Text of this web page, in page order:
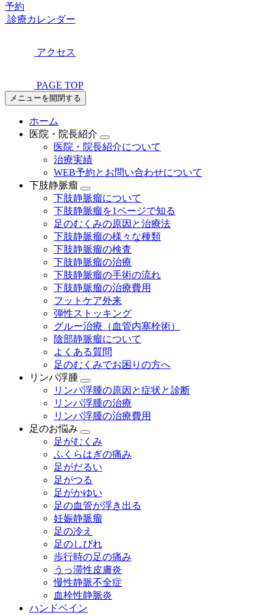
予約
診療カレンダー
アクセス
PAGE TOP
メニューを開閉する
ホーム
医院・院長紹介
医院・院長紹介について
治療実績
WEB予約とお問い合わせについて
下肢静脈瘤
下肢静脈瘤について
下肢静脈瘤を1ページで知る
足のむくみの原因と治療法
下肢静脈瘤の様々な種類
下肢静脈瘤の検査
下肢静脈瘤の治療
下肢静脈瘤の手術の流れ
下肢静脈瘤の治療費用
フットケア外来
弾性ストッキング
グルー治療（血管内塞栓術）
陰部静脈瘤について
よくある質問
足のむくみでお困りの方へ
リンパ浮腫
リンパ浮腫の原因と症状と診断
リンパ浮腫の治療
リンパ浮腫の治療費用
足のお悩み
足がむくみ
ふくらはぎの痛み
足がだるい
足がつる
足がかゆい
足の血管が浮き出る
妊娠静脈瘤
足の冷え
足のしびれ
歩行時の足の痛み
うっ滞性皮膚炎
慢性静脈不全症
血栓性静脈炎
ハンドベイン